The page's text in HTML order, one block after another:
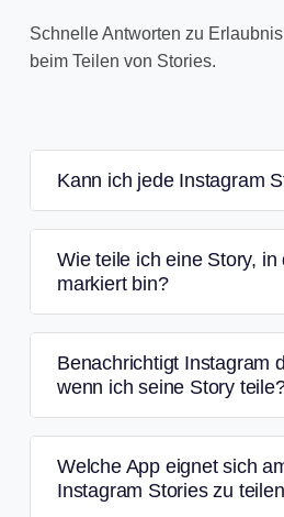
Schnelle Antworten zu
beim Teilen von Stories.
Kann ich jede Instagram
Wie teile ich eine Story, in
markiert bin?
Benachrichtigt Instagram
wenn ich seine Story
Welche App eignet sich
Instagram Stories zu